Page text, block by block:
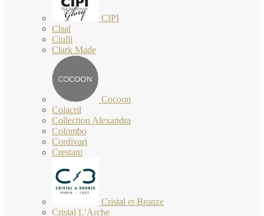
CIPI
Cisal
Ciulli
Clark Made
Cocoon
Colacril
Collection Alexandra
Colombo
Cordivari
Crestani
Cristal et Bronze
Cristal L’Arche